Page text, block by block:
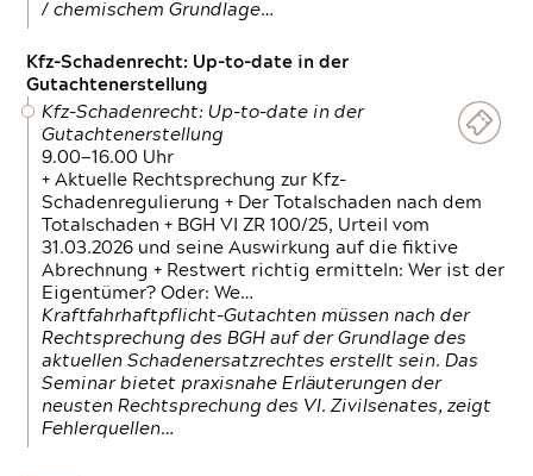
/ chemischem Grundlage…
Kfz-Schadenrecht: Up-to-date in der
Gutachtenerstellung
Kfz-Schadenrecht: Up-to-date in der
Gutachtenerstellung
9.00—16.00 Uhr
+ Aktuelle Rechtsprechung zur Kfz-
Schadenregulierung + Der Totalschaden nach dem
Totalschaden + BGH VI ZR 100/25, Urteil vom
31.03.2026 und seine Auswirkung auf die fiktive
Abrechnung + Restwert richtig ermitteln: Wer ist der
Eigentümer? Oder: We…
Kraftfahrhaftpflicht-Gutachten müssen nach der
Rechtsprechung des BGH auf der Grundlage des
aktuellen Schadenersatzrechtes erstellt sein. Das
Seminar bietet praxisnahe Erläuterungen der
neusten Rechtsprechung des VI. Zivilsenates, zeigt
Fehlerquellen…